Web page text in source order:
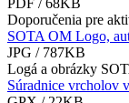
Doporučenia pre
SOTA OM Logo,
JPG / 787KB
Logá a obrázky
Súradnice vrcholov